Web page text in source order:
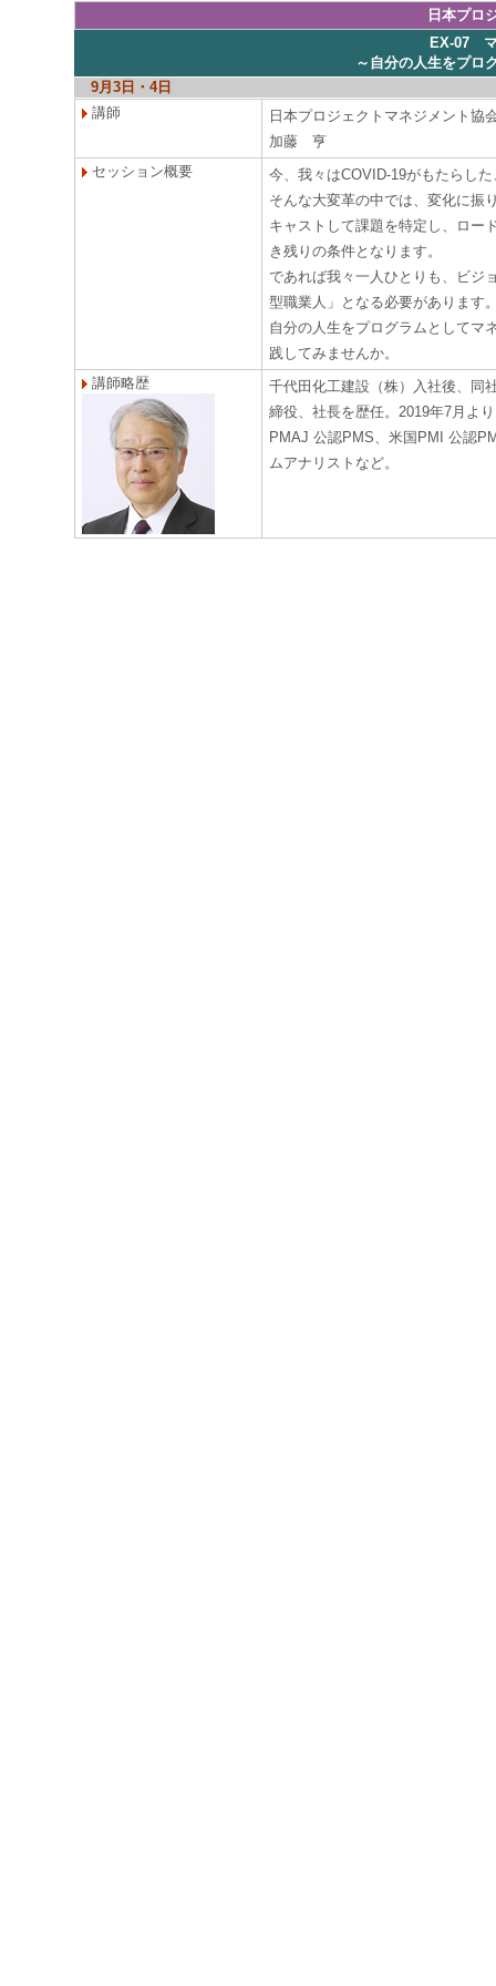
日本プロ
EX-07 マ
～自分の人生をプロ
9月3日・4日
講師
日本プロジェクトマネジメント
加藤 亨
セッション概要
今、我々はCOVID-19がもたらし
そんな大変革の中では、変化に振
キャストして課題を特定し、ロー
き残りの条件となります。
であれば我々一人ひとりも、ビジ
型職業人」となる必要があります
自分の人生をプログラムとしてマ
践してみませんか。
講師略歴
千代田化工建設（株）入社後、同
締役、社長を歴任。2019年7月よ
PMAJ 公認PMS、米国PMI 公認
ムアナリストなど。